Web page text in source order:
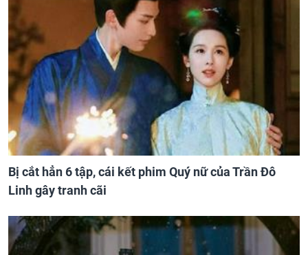
Bị cắt hẳn 6 tập, cái kết phim Quý nữ của Trần Đô
Linh gây tranh cãi